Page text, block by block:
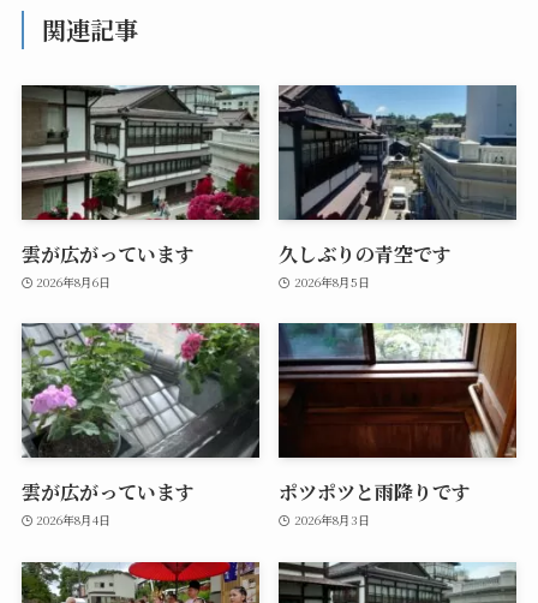
関連記事
雲が広がっています
2026年8月6日
久しぶりの青空です
2026年8月5日
雲が広がっています
2026年8月4日
ポツポツと雨降りです
2026年8月3日